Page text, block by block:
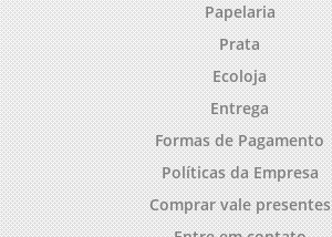
Papelaria
Prata
Ecoloja
Entrega
Formas de Pagamento
Políticas da Empresa
Comprar vale presentes